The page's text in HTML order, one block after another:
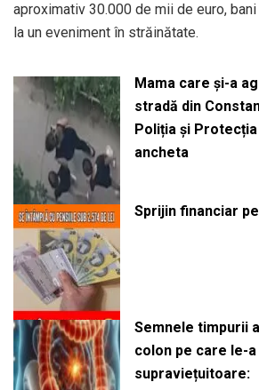
aproximativ 30.000 de mii de euro,
la un eveniment în străinătate.
Mama care și-a
stradă din
Poliția și
ancheta
Sprijin financiar
Semnele timpurii
colon pe care le-
supraviețuitoare: